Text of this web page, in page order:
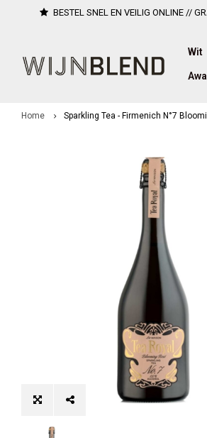
BESTEL SNEL EN VEILIG ONLINE //
Wit
Home Sparkling Tea - Firmenich N°7